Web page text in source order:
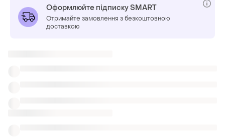
Оформлюйте підписку SMART
Отримайте замовлення з безкоштовною
доставкою